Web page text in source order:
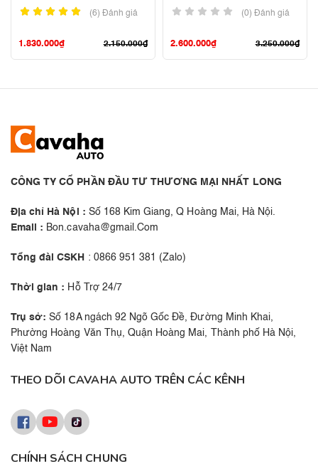
(6)Đánh giá
2.150.000₫
1.830.000₫
(0) Đánh giá
3.250.000₫
2.600.000₫
CÔNG TY CỔ PHẦN ĐẦU TƯ THƯƠNG MẠI NHẤT LONG
Địa chỉ Hà Nội : Số 168 Kim Giang, Q Hoàng Mai, Hà Nội.
Email : Bon.cavaha@gmail.Com
Tổng đài CSKH : 0866 951 381 (Zalo)
Thời gian : Hỗ Trợ 24/7
Trụ sở: Số 18A ngách 92 Ngõ Gốc Đề, Đường Minh Khai,
Phường Hoàng Văn Thụ, Quận Hoàng Mai, Thành phố Hà Nội,
Việt Nam
CHÍNH SÁCH CHUNG
THEO DÕI CAVAHA AUTO TRÊN CÁC KÊNH